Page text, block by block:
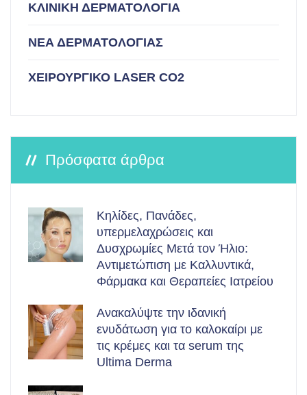
ΚΛΙΝΙΚΗ ΔΕΡΜΑΤΟΛΟΓΙΑ
ΝΕΑ ΔΕΡΜΑΤΟΛΟΓΙΑΣ
ΧΕΙΡΟΥΡΓΙΚΟ LASER CO2
Πρόσφατα άρθρα
Κηλίδες, Πανάδες,
υπερμελαχρώσεις και
Δυσχρωμίες Μετά τον Ήλιο:
Αντιμετώπιση με Καλλυντικά,
Φάρμακα και Θεραπείες Ιατρείου
Ανακαλύψτε την ιδανική
ενυδάτωση για το καλοκαίρι με
τις κρέμες και τα serum της
Ultima Derma